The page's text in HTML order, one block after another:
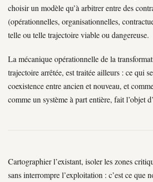
choisir un modèle qu’à arbitrer entre des
(opérationnelles, organisationnelles,
telle ou telle trajectoire viable ou dangereuse.
La mécanique opérationnelle de la
trajectoire arrêtée, est traitée ailleurs : ce qui
coexistence entre ancien et nouveau, et
comme un système à part entière, fait l’objet
Cartographier l’existant, isoler les zones
sans interrompre l’exploitation : c’est ce que